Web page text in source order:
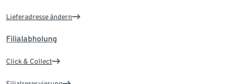
Lieferadresse ändern
Filialabholung
Click & Collect